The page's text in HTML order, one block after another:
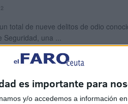
es importante para
y/o accedemos a información
2
total de nueve delitos de odio
Seguridad, una ...
Virgen de África de
2